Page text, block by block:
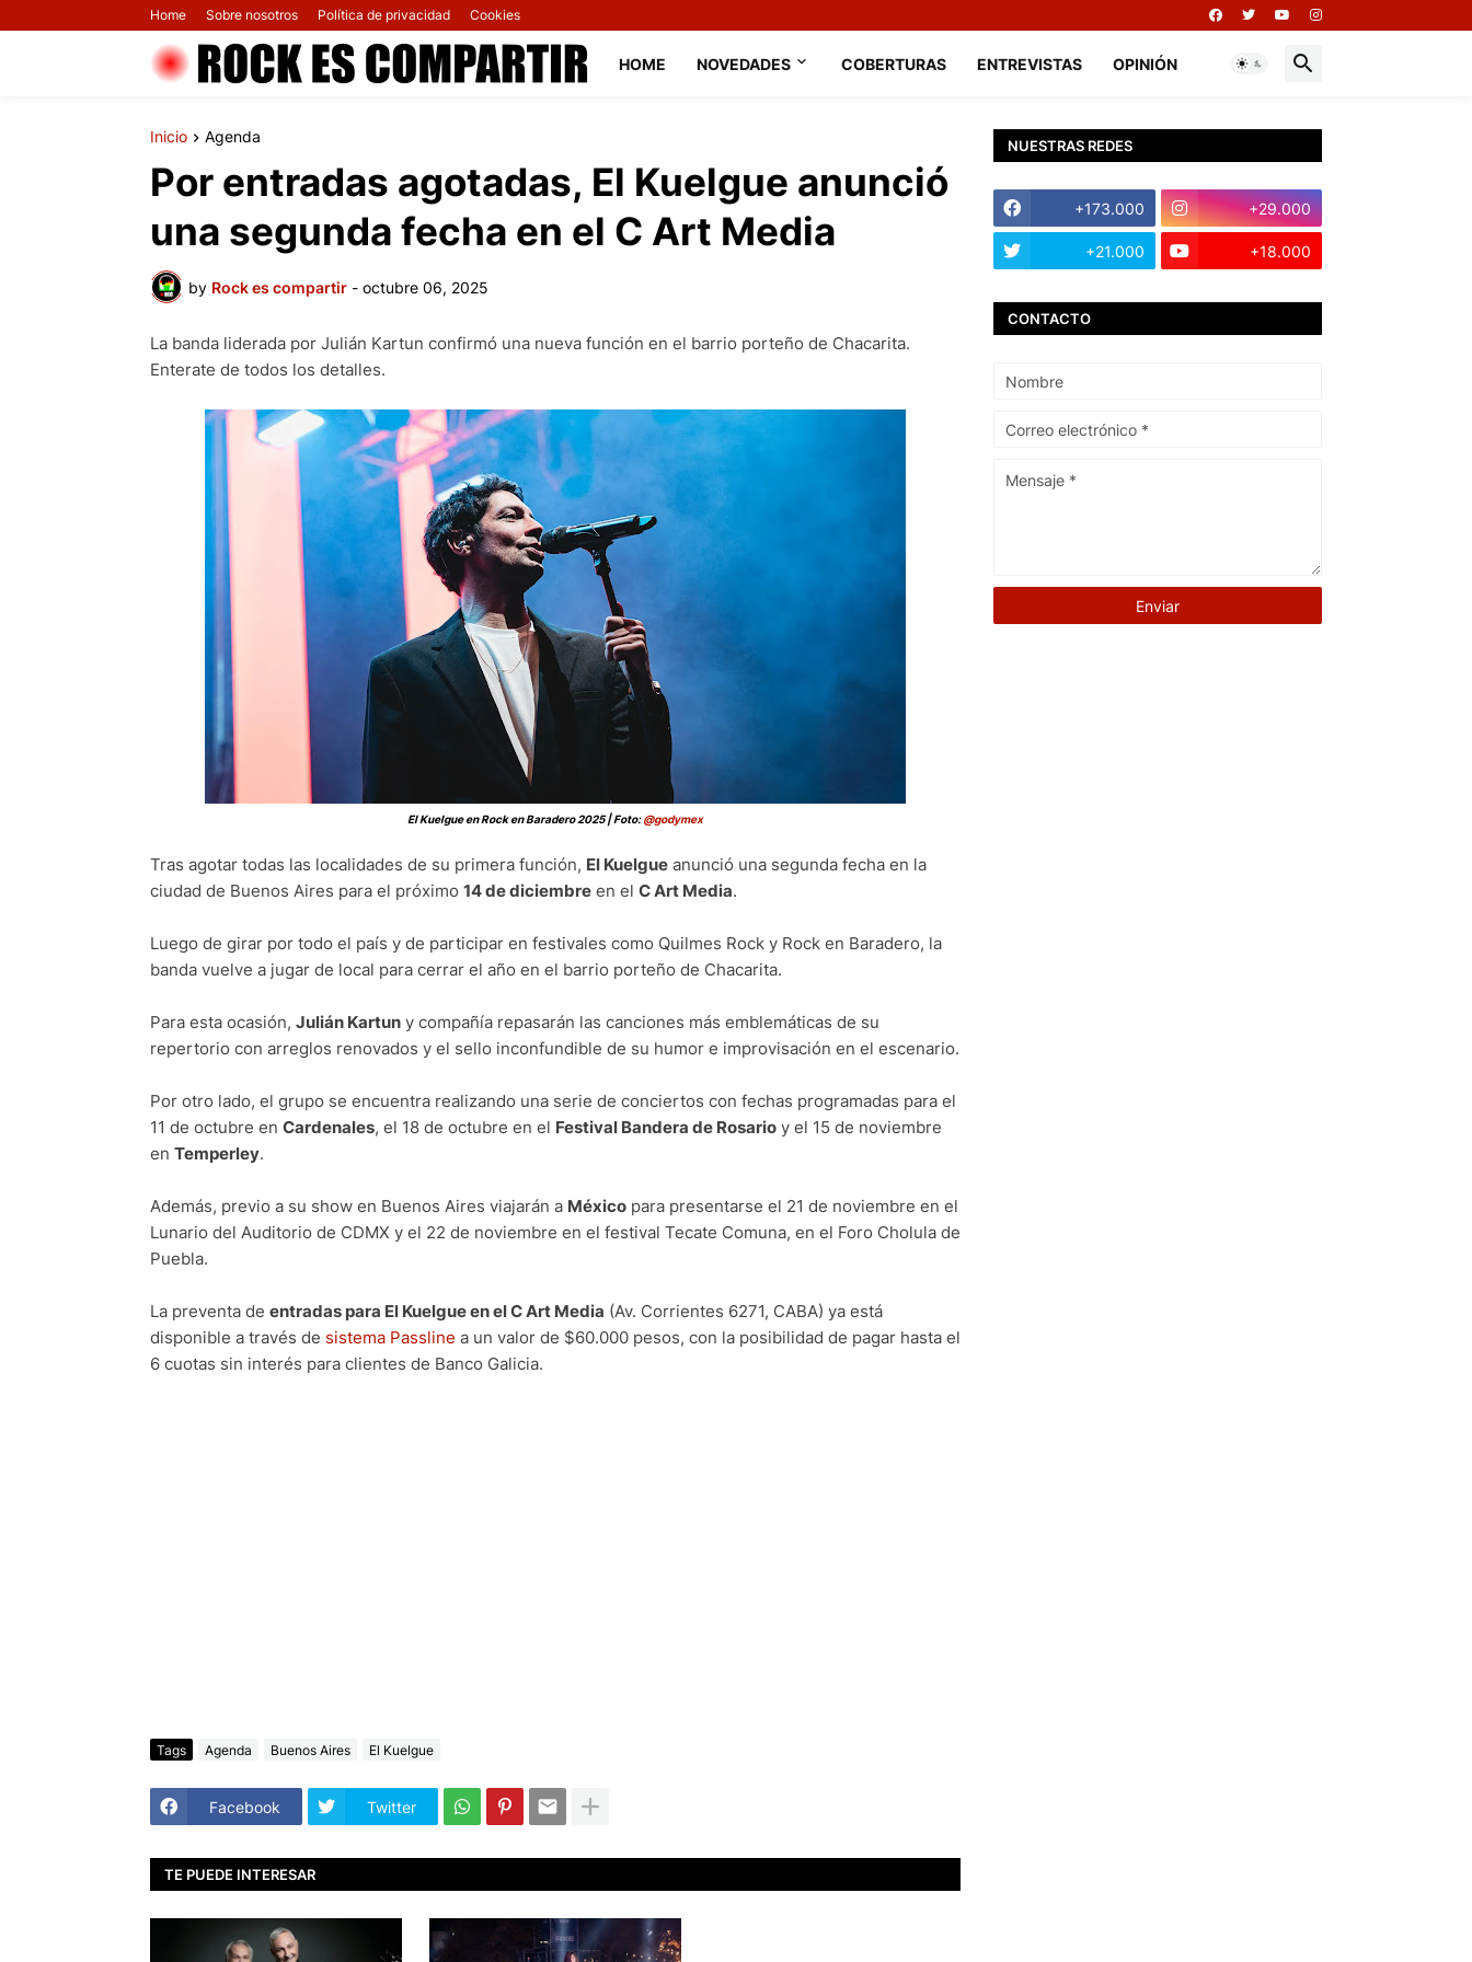
Home Sobre nosotros Política de privacidad Cookies
HOME NOVEDADES COBERTURAS ENTREVISTAS OPINIÓN
Inicio Agenda
Por entradas agotadas, El Kuelgue anunció
una segunda fecha en el C Art Media
by Rock es compartir - octubre 06, 2025
La banda liderada por Julián Kartun confirmó una nueva función en el barrio porteño de Chacarita.
Enterate de todos los detalles.
El Kuelgue en Rock en Baradero 2025 | Foto:@godymex
Tras agotar todas las localidades de su primera función, El Kuelgue anunció una segunda fecha en la
ciudad de Buenos Aires para el próximo 14 de diciembre en el C Art Media.
Luego de girar por todo el país y de participar en festivales como Quilmes Rock y Rock en Baradero, la
banda vuelve a jugar de local para cerrar el año en el barrio porteño de Chacarita.
Para esta ocasión, Julián Kartun y compañía repasarán las canciones más emblemáticas de su
repertorio con arreglos renovados y el sello inconfundible de su humor e improvisación en el escenario.
Por otro lado, el grupo se encuentra realizando una serie de conciertos con fechas programadas para el
11 de octubre en Cardenales, el 18 de octubre en el Festival Bandera de Rosario y el 15 de noviembre
en Temperley.
Además, previo a su show en Buenos Aires viajarán a México para presentarse el 21 de noviembre en el
Lunario del Auditorio de CDMX y el 22 de noviembre en el festival Tecate Comuna, en el Foro Cholula de
Puebla.
La preventa de entradas para El Kuelgue en el C Art Media (Av. Corrientes 6271, CABA) ya está
disponible a través de sistema Passline a un valor de $60.000 pesos, con la posibilidad de pagar hasta el
6 cuotas sin interés para clientes de Banco Galicia.
Tags Agenda Buenos Aires El Kuelgue
Facebook Twitter
TE PUEDE INTERESAR
NUESTRAS REDES
+173.000 +29.000
+21.000 +18.000
CONTACTO